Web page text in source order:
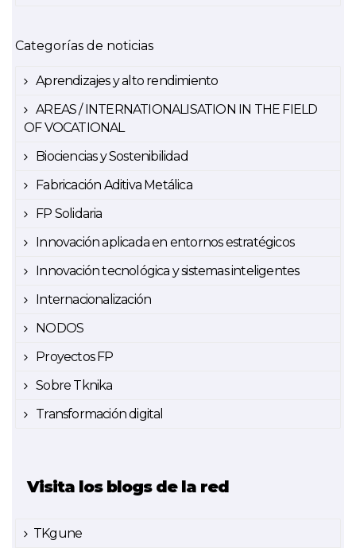
Categorías de noticias
Aprendizajes y alto rendimiento
AREAS / INTERNATIONALISATION IN THE FIELD
OF VOCATIONAL
Biociencias y Sostenibilidad
Fabricación Aditiva Metálica
FP Solidaria
Innovación aplicada en entornos estratégicos
Innovación tecnológica y sistemas inteligentes
Internacionalización
NODOS
Proyectos FP
Sobre Tknika
Transformación digital
Visita los blogs de la red
TKgune